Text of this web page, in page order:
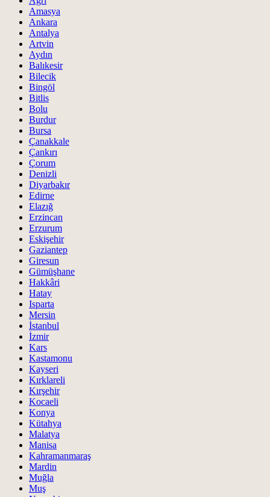
Amasya
Ankara
Antalya
Artvin
Aydın
Balıkesir
Bilecik
Bingöl
Bitlis
Bolu
Burdur
Bursa
Çanakkale
Çankırı
Çorum
Denizli
Diyarbakır
Edirne
Elazığ
Erzincan
Erzurum
Eskişehir
Gaziantep
Giresun
Gümüşhane
Hakkâri
Hatay
Isparta
Mersin
İstanbul
İzmir
Kars
Kastamonu
Kayseri
Kırklareli
Kırşehir
Kocaeli
Konya
Kütahya
Malatya
Manisa
Kahramanmaraş
Mardin
Muğla
Muş